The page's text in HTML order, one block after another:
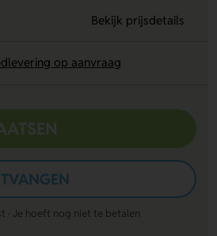
Bekijk prijsdetails
op aanvraag
· Je hoeft nog niet te betalen